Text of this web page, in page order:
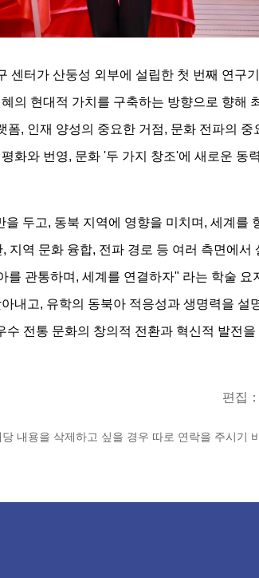
센터가 산둥성 외부에 설립한 첫 번째 연구
의 현대적 가치를 구축하는 방향으로 향해
, 인재 양성의 중요한 거점, 문화 전파의 중
화와 번영, 문화 '두 가지 창조'에 새로운 동
두고, 동북 지역에 영향을 미치며, 세계를
지역 문화 융합, 전파 경로 등 여러 측면에서
를 관통하며, 세계를 연결하자" 라는 학술 요
내고, 유학의 동북아 적응성과 생명력을 설
전통 문화의 창의적 전환과 혁신적 발전을
편집
내용을 삭제하고 싶을 경우 따로 연락을 주시기